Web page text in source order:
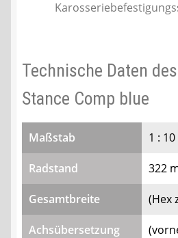
Technische Daten
Stance Comp blue
Maßstab 1 : 10
Radstand 322
Gesamtbreite (Hex
Achsübersetzung